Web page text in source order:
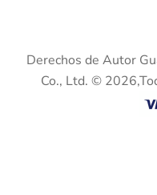
Derechos de Autor
Co., Ltd. ©